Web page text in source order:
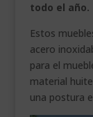
todo el año.
Estos
acero
para el
material
una postura